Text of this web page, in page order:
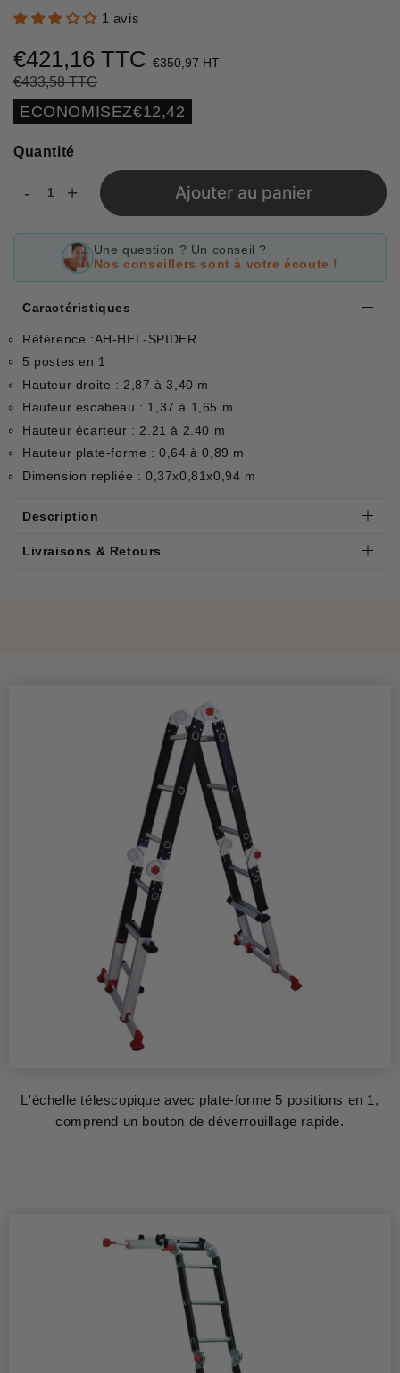
1 avis
€421,16 TTC €350,97 HT
€433,58 TTC
régulier
réduit
Unit
price
ECONOMISEZ€12,42
Quantité
- + Ajouter au panier
Une question ? Un conseil ?
Nos conseillers sont à votre écoute !
Caractéristiques
Référence :AH-HEL-SPIDER
5 postes en 1
Hauteur droite : 2,87 à 3,40 m
Hauteur escabeau : 1,37 à 1,65 m
Hauteur écarteur : 2.21 à 2.40 m
Hauteur plate-forme : 0,64 à 0,89 m
Dimension repliée : 0,37x0,81x0,94 m
Description
Livraisons & Retours
L'échelle télescopique avec plate-forme 5 positions en 1,
comprend un bouton de déverrouillage rapide.